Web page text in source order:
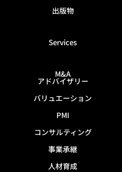
出版物
Services
M&A
アドバイザリー
バリュエーション
PMI
コンサルティング
事業承継
人材育成